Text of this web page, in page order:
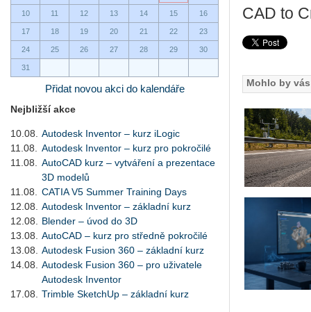
10 11 12 13 14 15 16
17 18 19 20 21 22 23
24 25 26 27 28 29 30
31
Přidat novou akci do kalendáře
Nejbližší akce
10.08.
Autodesk Inventor – kurz iLogic
11.08.
Autodesk Inventor – kurz pro pokročilé
11.08.
AutoCAD kurz – vytváření a prezentace
3D modelů
11.08.
CATIA V5 Summer Training Days
12.08.
Autodesk Inventor – základní kurz
12.08.
Blender – úvod do 3D
13.08.
AutoCAD – kurz pro středně pokročilé
13.08.
Autodesk Fusion 360 – základní kurz
14.08.
Autodesk Fusion 360 – pro uživatele
Autodesk Inventor
17.08.
Trimble SketchUp – základní kurz
CAD to
Mohlo by